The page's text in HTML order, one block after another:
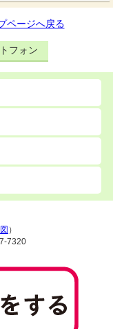
ページへ戻る
フォン
）
7320